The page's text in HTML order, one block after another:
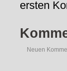
ersten
Neuen